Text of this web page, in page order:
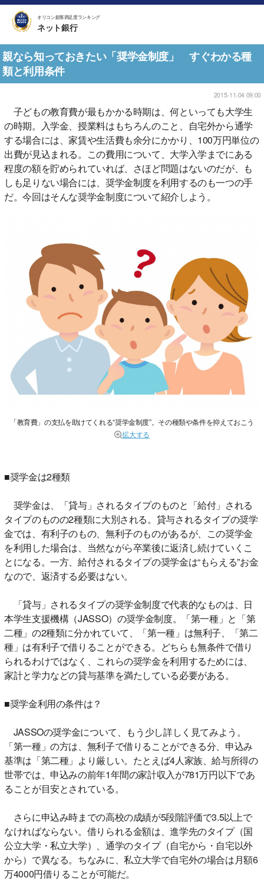
オリコン顧客満足度ランキング
ネット銀行
親なら知っておきたい「奨学金制度」 すぐわかる種
類と利用条件
2015-11-04 09:00
子どもの教育費が最もかかる時期は、何といっても大学生
の時期。入学金、授業料はもちろんのこと、自宅外から通学
する場合には、家賃や生活費も余分にかかり、100万円単位の
出費が見込まれる。この費用について、大学入学までにある
程度の額を貯められていれば、さほど問題はないのだが、も
しも足りない場合には、奨学金制度を利用するのも一つの手
だ。今回はそんな奨学金制度について紹介しよう。
「教育費」の支払を助けてくれる“奨学金制度”。その種類や条件を抑えておこう
拡大する
■奨学金は2種類
奨学金は、「貸与」されるタイプのものと「給付」される
タイプのものの2種類に大別される。貸与されるタイプの奨学
金では、有利子のもの、無利子のものがあるが、この奨学金
を利用した場合は、当然ながら卒業後に返済し続けていくこ
とになる。一方、給付されるタイプの奨学金は“もらえる”お金
なので、返済する必要はない。
「貸与」されるタイプの奨学金制度で代表的なものは、日
本学生支援機構（JASSO）の奨学金制度。「第一種」と「第
二種」の2種類に分かれていて、「第一種」は無利子、「第二
種」は有利子で借りることができる。どちらも無条件で借り
られるわけではなく、これらの奨学金を利用するためには、
家計と学力などの貸与基準を満たしている必要がある。
■奨学金利用の条件は？
JASSOの奨学金について、もう少し詳しく見てみよう。
「第一種」の方は、無利子で借りることができる分、申込み
基準は「第二種」より厳しい。たとえば4人家族、給与所得の
世帯では、申込みの前年1年間の家計収入が781万円以下であ
ることが目安とされている。
さらに申込み時までの高校の成績が5段階評価で3.5以上で
なければならない。借りられる金額は、進学先のタイプ（国
公立大学・私立大学）、通学のタイプ（自宅から・自宅以外
から）で異なる。ちなみに、私立大学で自宅外の場合は月額6
万4000円借りることが可能だ。